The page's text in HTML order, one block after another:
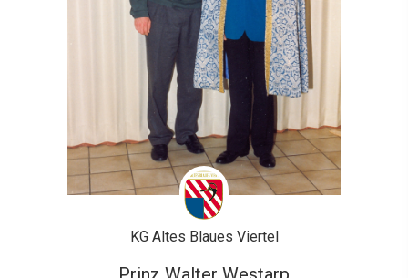
KG Altes Blaues Viertel